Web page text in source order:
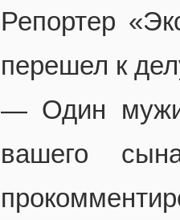
Репортер
перешел к
— Один
вашего